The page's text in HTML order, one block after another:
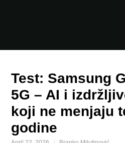
Test: Samsung
5G – AI i
koji ne menjaju
godine